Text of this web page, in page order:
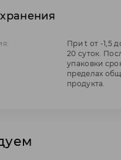
При t от -1,5
20 суток.
упаковки
пределах
продукта.